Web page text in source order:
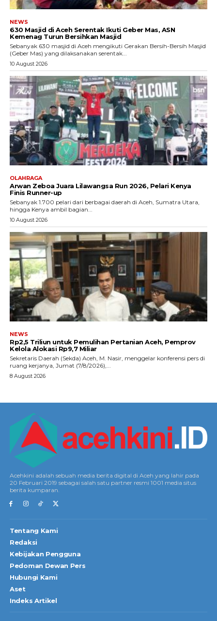
NEWS
630 Masjid di Aceh Serentak Ikuti Geber Mas, ASN
Kemenag Turun Bersihkan Masjid
Sebanyak 630 masjid di Aceh mengikuti Gerakan Bersih-Bersih Masjid
(Geber Mas) yang dilaksanakan serentak...
10 August 2026
OLAHRAGA
Arwan Zeboa Juara Lilawangsa Run 2026, Pelari Kenya
Finis Runner-up
Sebanyak 1.700 pelari dari berbagai daerah di Aceh, Sumatra Utara,
hingga Kenya ambil bagian...
10 August 2026
NEWS
Rp2,5 Triliun untuk Pemulihan Pertanian Aceh, Pemprov
Kelola Alokasi Rp9,7 Miliar
‎Sekretaris Daerah (Sekda) Aceh, M. Nasir, menggelar konferensi pers di
ruang kerjanya, Jumat (7/8/2026),...
8 August 2026
Acehkini adalah sebuah media berita digital di Aceh yang lahir pada
20 Februari 2019 sebagai salah satu partner resmi 1001 media situs
berita kumparan.
Tentang Kami
Redaksi
Kebijakan Pengguna
Pedoman Dewan Pers
Hubungi Kami
Aset
Indeks Artikel